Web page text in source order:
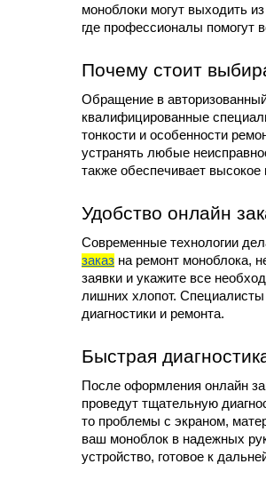
моноблоки могут выходить
где профессионалы помогут
Почему стоит
Обращение в
квалифицированные
тонкости и особенности
устранять любые
также обеспечивает
Удобство онлайн
Современные технологии
заказ на ремонт моноблока,
заявки и укажите все
лишних хлопот.
диагностики и ремонта.
Быстрая
После оформления онлайн
проведут тщательную
то проблемы с экраном,
ваш моноблок в надежных
устройство, готовое к